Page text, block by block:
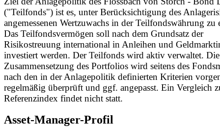
("Teilfonds") ist es, unter Berücksichtigung des
angemessenen Wertzuwachs in der Teilfondswährung zu
Das Teilfondsvermögen soll nach dem Grundsatz der
Risikostreuung international in Anleihen und
investiert werden. Der Teilfonds wird aktiv verwaltet. Die
Zusammensetzung des Portfolios wird seitens des
nach den in der Anlagepolitik definierten Kriterien
regelmäßig überprüft und ggf. angepasst. Ein Vergleich
Referenzindex findet nicht statt.
Asset-Manager-Profil